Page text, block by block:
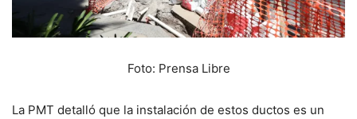
Foto: Prensa Libre
La PMT detalló que la instalación de estos ductos es un